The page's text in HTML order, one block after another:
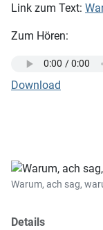
Link zum Text:
Zum Hören:
Download
Warum, ach sag,
Details